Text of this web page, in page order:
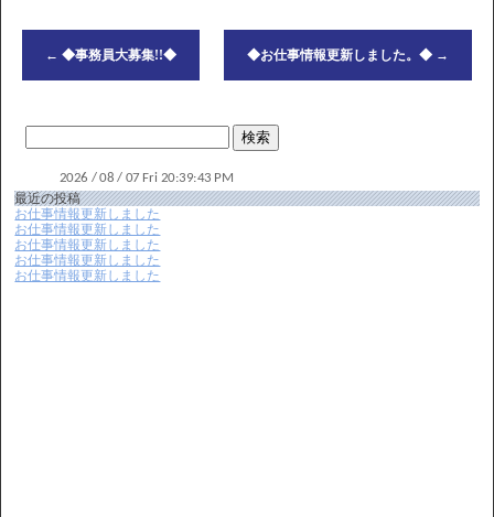
← ◆事務員大募集!!◆ ◆お仕事情報更新しました。◆ →
最近の投稿
お仕事情報更新しました
お仕事情報更新しました
お仕事情報更新しました
お仕事情報更新しました
お仕事情報更新しました